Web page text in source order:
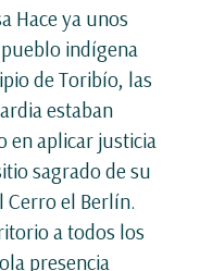
Hace ya unos
indígena
de Toribío, las
estaban
en aplicar justicia
sagrado de su
Cerro el Berlín.
a todos los
presencia